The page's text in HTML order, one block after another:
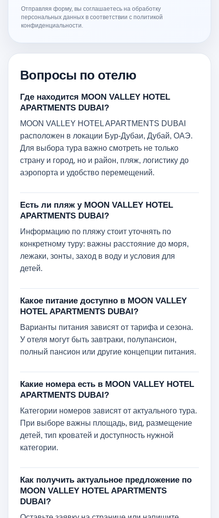
Отправляя форму, вы соглашаетесь на обработку
персональных данных в соответствии с политикой
конфиденциальности.
Вопросы по отелю
Где находится MOON VALLEY HOTEL
APARTMENTS DUBAI?
MOON VALLEY HOTEL APARTMENTS DUBAI
расположен в локации Бур-Дубаи, Дубай, ОАЭ.
Для выбора тура важно смотреть не только
страну и город, но и район, пляж, логистику до
аэропорта и удобство перемещений.
Есть ли пляж у MOON VALLEY HOTEL
APARTMENTS DUBAI?
Информацию по пляжу стоит уточнять по
конкретному туру: важны расстояние до моря,
лежаки, зонты, заход в воду и условия для
детей.
Какое питание доступно в MOON VALLEY
HOTEL APARTMENTS DUBAI?
Варианты питания зависят от тарифа и сезона.
У отеля могут быть завтраки, полупансион,
полный пансион или другие концепции питания.
Какие номера есть в MOON VALLEY HOTEL
APARTMENTS DUBAI?
Категории номеров зависят от актуального тура.
При выборе важны площадь, вид, размещение
детей, тип кроватей и доступность нужной
категории.
Как получить актуальное предложение по
MOON VALLEY HOTEL APARTMENTS
DUBAI?